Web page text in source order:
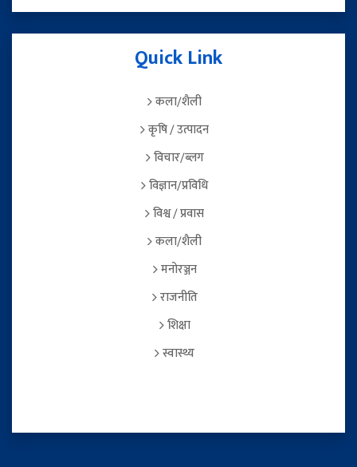
Quick Link
कला/शैली
कृषि / उत्पादन
विचार/ब्लग
विज्ञान/प्रविधि
विश्व / प्रवास
कला/शैली
मनोरञ्जन
राजनीति
शिक्षा
स्वास्थ्य